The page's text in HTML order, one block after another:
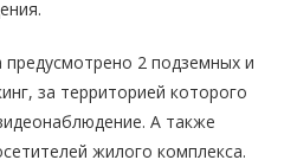
2 подземных и
за территорией которого
А также
жилого комплекса.